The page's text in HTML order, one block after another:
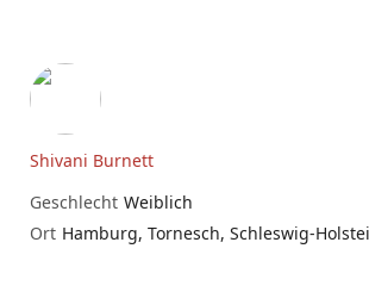
Shivani Burnett
Geschlecht Weiblich
Ort Hamburg, Tornesch, Schleswig-